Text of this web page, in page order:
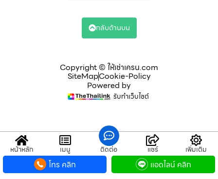
Copyright © ให้เช่าเครน.com
SiteMapCookie-Policy
Powered by
รับทำเว็บไซต์
กลับด้านบน
หน้าหลัก เมนู ติดต่อ แชร์ เพิ่มเติม
โทร คลิก แอดไลน์ คลิก